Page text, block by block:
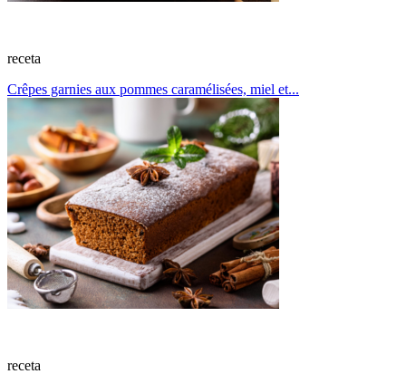
receta
Crêpes garnies aux pommes caramélisées, miel et...
receta